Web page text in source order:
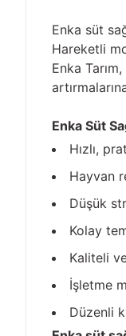
Enka süt
Hareketli
Enka Tarım,
Enka Süt
Hızlı,
Hayvan
Düşük
Kolay
Kaliteli
İşletme
Düzenli